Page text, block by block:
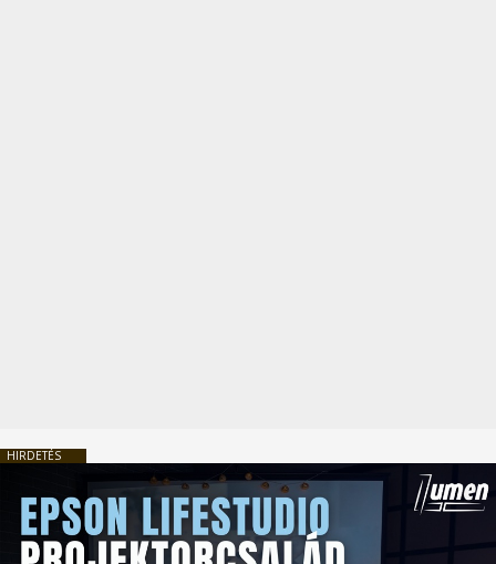
HIRDETÉS